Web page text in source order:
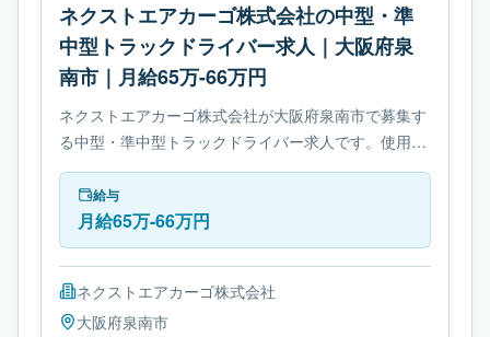
ネクストエアカーゴ株式会社の中型・準
中型トラックドライバー求人｜大阪府泉
南市｜月給65万-66万円
ネクストエアカーゴ株式会社が大阪府泉南市で募集す
る中型・準中型トラックドライバー求人です。使用車
種は中型トラックです。勤務時間は- 変形労働時間制
です。必要免許は- 準中型自動車免許です。
給与
月給65万-66万円
ネクストエアカーゴ株式会社
大阪府泉南市